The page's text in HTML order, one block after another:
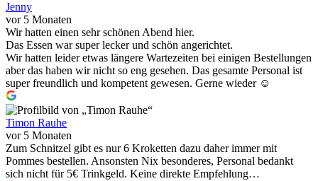
Jenny
vor 5 Monaten
Wir hatten einen sehr schönen Abend hier.
Das Essen war super lecker und schön angerichtet.
Wir hatten leider etwas längere Wartezeiten bei einigen Bestellungen
aber das haben wir nicht so eng gesehen. Das gesamte Personal ist
super freundlich und kompetent gewesen. Gerne wieder ☺️
Timon Rauhe
vor 5 Monaten
Zum Schnitzel gibt es nur 6 Kroketten dazu daher immer mit
Pommes bestellen. Ansonsten Nix besonderes, Personal bedankt
sich nicht für 5€ Trinkgeld. Keine direkte Empfehlung…